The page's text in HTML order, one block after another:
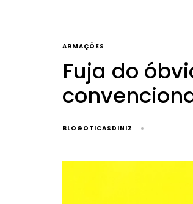
ARMAÇÕES
Fuja do
BLOGOTICASDINIZ